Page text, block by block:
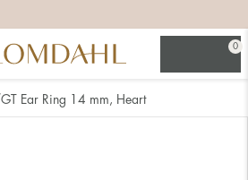
0
GT Ear Ring 14 mm, Heart